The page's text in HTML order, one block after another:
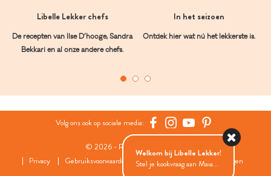
Libelle Lekker chefs
De recepten van Ilse D’hooge, Sandra
Bekkari en al onze andere chefs.
In het seizoen
Ontdek hier wat nú het lekkerste is.
Volg ons ook op sociale media:
© 2026 - Roularta Media Group
Privacy
Gebruiksvoorwaarden Cookies
Cookies instellingen
Welkom bij Libelle Lekker!
Stel je kookvraag aan Maia...